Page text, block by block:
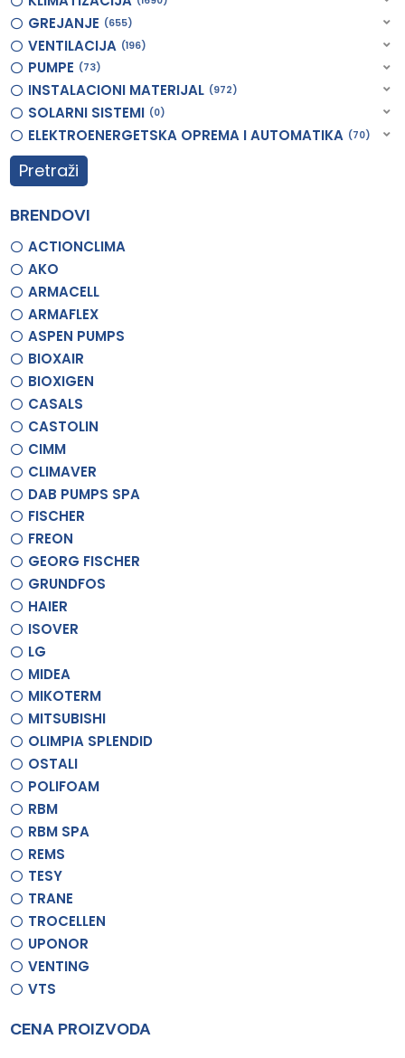
GREJANJE 655
VENTILACIJA 196
PUMPE 73
INSTALACIONI MATERIJAL 972
SOLARNI SISTEMI 0
ELEKTROENERGETSKA OPREMA I AUTOMATIKA 70
Pretraži
BRENDOVI
ACTIONCLIMA
AKO
ARMACELL
ARMAFLEX
ASPEN PUMPS
BIOXAIR
BIOXIGEN
CASALS
CASTOLIN
CIMM
CLIMAVER
DAB PUMPS SPA
FISCHER
FREON
GEORG FISCHER
GRUNDFOS
HAIER
ISOVER
LG
MIDEA
MIKOTERM
MITSUBISHI
OLIMPIA SPLENDID
OSTALI
POLIFOAM
RBM
RBM SPA
REMS
TESY
TRANE
TROCELLEN
UPONOR
VENTING
VTS
CENA PROIZVODA